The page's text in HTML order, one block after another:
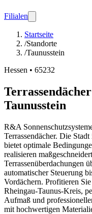
Filialen
Startseite
/Standorte
/Taunusstein
Hessen • 65232
Taunusstein
R&A
Terrassendächer. Die
bietet optimale
realisieren
Terrassenüberdachungen
automatischer Steuerung
Vordächern. Profitieren
Rheingau-Taunus-Kreis,
Aufmaß und
mit hochwertigen